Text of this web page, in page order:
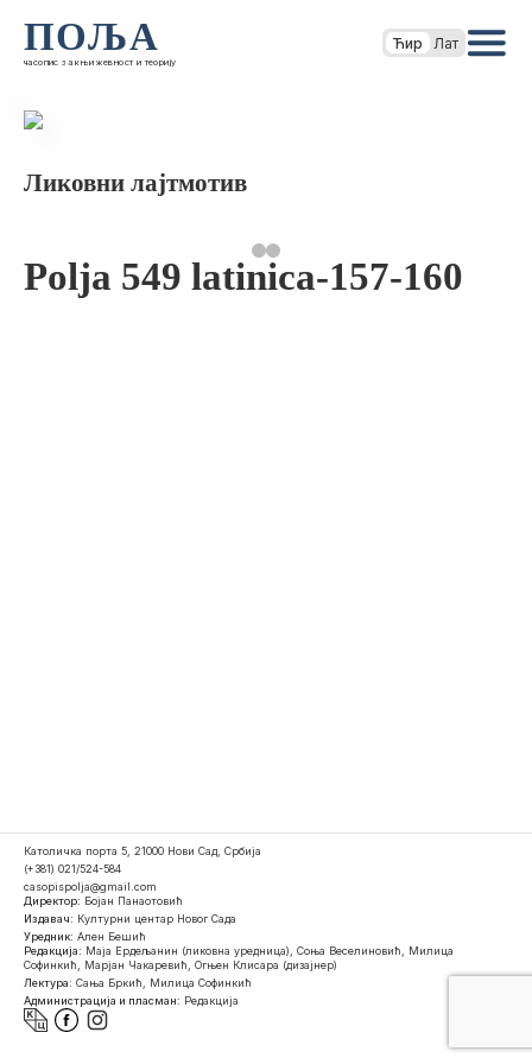
ПОЉА
часопис за књижевност и теорију
Ћир Лат
Ликовни лајтмотив
Polja 549 latinica-157-160
Католичка порта 5, 21000 Нови Сад, Србија
(+381) 021/524-584
casopispolja@gmail.com
Директор: Бојан Панаотовић
Издавач: Културни центар Новог Сада
Уредник: Ален Бешић
Редакција: Маја Ердељанин (ликовна уредница), Соња Веселиновић, Милица
Софинкић, Марјан Чакаревић, Огњен Клисара (дизајнер)
Лектура: Сања Бркић, Милица Софинкић
Администрација и пласман: Редакција